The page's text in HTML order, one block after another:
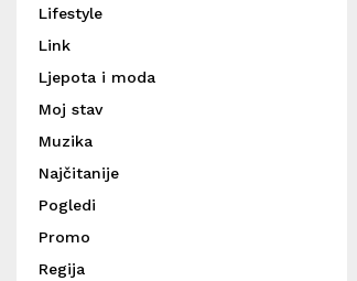
Lifestyle
Link
Ljepota i moda
Moj stav
Muzika
Najčitanije
Pogledi
Promo
Regija